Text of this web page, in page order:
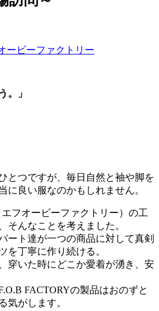
ービーファクトリー
。」
とつですが、毎日自然と袖や脚を
に良い服なのかもしれません。
フオービーファクトリー）の工
そんなことを考えました。
ート達が一つの商品に対して真剣
を丁寧に作り続ける。
穿いた時にどこか愛着が湧き、安
FACTORYの製品はおのずと
気がします。